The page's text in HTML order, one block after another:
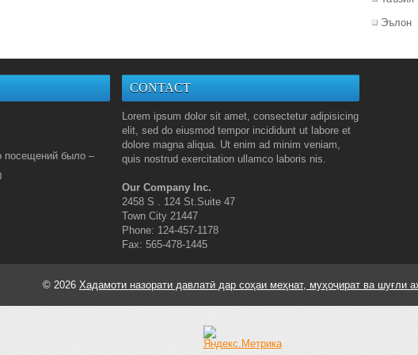
Эълон
посещений было –
CONTACT
Lorem ipsum dolor sit amet, consectetur adipisicing
elit, sed do eiusmod tempor incididunt ut labore et
dolore magna aliqua. Ut enim ad minim veniam,
quis nostrud exercitation ullamco laboris nis.
Our Company Inc.
2458 S . 124 St.Suite 47
Town City 21447
Phone: 124-457-1178
Fax: 565-478-1445
© 2026 Хадамоти назорати давлатӣ дар соҳаи меҳнат, муҳоҷират ва шуғли